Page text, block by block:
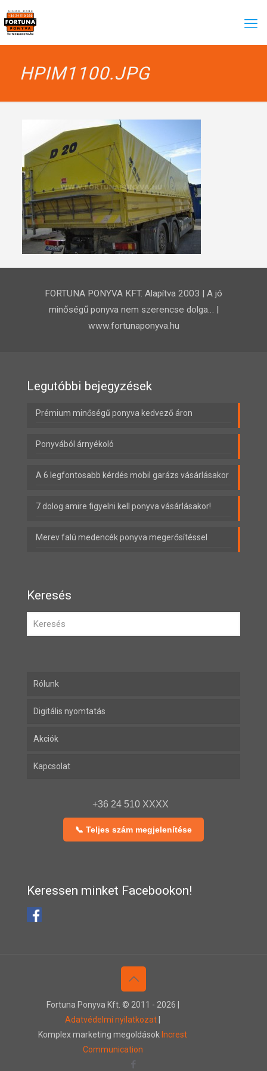
HPIM1100.JPG
FORTUNA PONYVA KFT. Alapítva 2003 | A jó
minőségű ponyva nem szerencse dolga… |
www.fortunaponyva.hu
Legutóbbi bejegyzések
Prémium minőségű ponyva kedvező áron
Ponyvából árnyékoló
A 6 legfontosabb kérdés mobil garázs vásárlásakor
7 dolog amire figyelni kell ponyva vásárlásakor!
Merev falú medencék ponyva megerősítéssel
Keresés
Rólunk
Digitális nyomtatás
Akciók
Kapcsolat
+36 24 510 XXXX
📞 Teljes szám megjelenítése
Keressen minket Facebookon!
Fortuna Ponyva Kft. © 2011 - 2026 |
Adatvédelmi nyilatkozat
Komplex marketing megoldások Increst
Communication